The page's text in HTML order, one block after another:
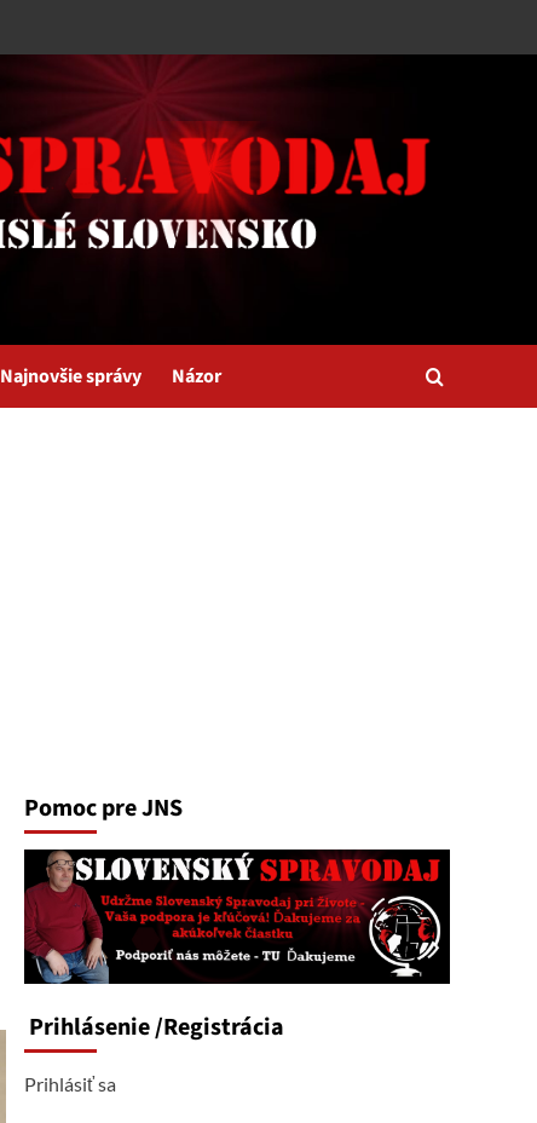
Najnovšie správy Názor
Pomoc pre JNS
Prihlásenie/Registrácia
Prihlásiť sa